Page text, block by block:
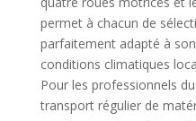
permet à chacun de
parfaitement adapté à
conditions climatiques
Pour les professionnels
transport régulier de